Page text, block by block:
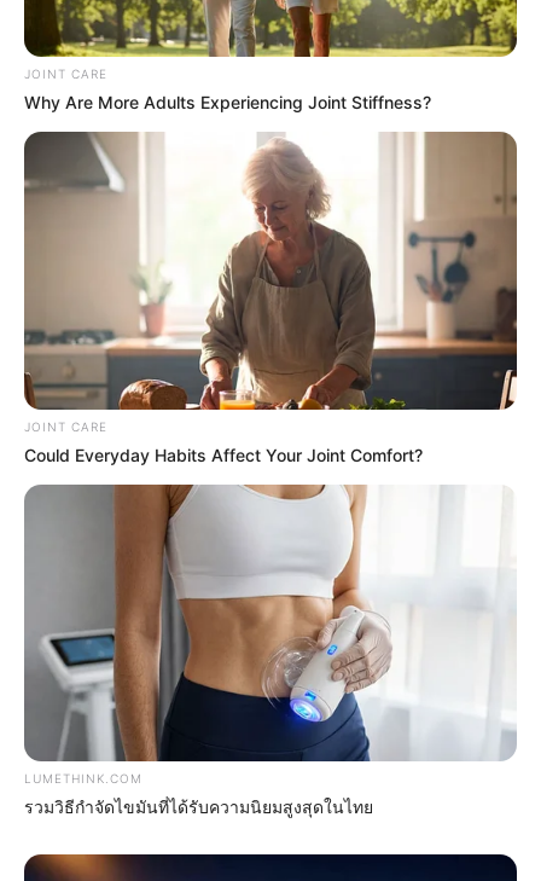
นโยบายคุกกี้
นโยบายการคุ้มครองข้อมูลส่วนบุคคล
ติดต่อเรา
เกี่ยวกับเอ็มไทย
TOP CONTENT
วัดสวยเชียงใหม่
สถิติหวยรายเดือน
ดวงรายวัน
บทสวดมนต์
วิธีบนไอ้ไข่
ไหว้ท้าวเวสสุวรรณ
วิธีไหว้วัดแขก
วอลเปเปอร์พระแม่ลักษมี
FOLLOW US
MThai.com All rights reserved. หมายเลขทะเบียนการค้า
เว็บไซต์นี้ใช้คุกกี้
เพื่อการนำเสนอเนื้อหาที่ดี รวมถึงการจัดการข้อมูลส่วนบุคคล เพื่อให้คุณได้รับ
ประสบการณ์ที่ดีบนบริการของเว็บไซต์เรา หากคุณใช้บริการเว็บไซต์นี้ต่อไปโดย
ไม่มีการปรับตั้งค่าใดๆนั้น แสดงว่าคุณยอมรับนโยบายคุกกี้และนโยบายส่วน
บุคคลของเรา
JOINT CARE
Why Are More Adults Experiencing Joint Stiffness?
JOINT CARE
Could Everyday Habits Affect Your Joint Comfort?
LUMETHINK.COM
รวมวิธีกำจัดไขมันที่ได้รับความนิยมสูงสุดในไทย